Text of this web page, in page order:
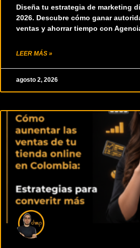
Diseña tu estrategia de marketing
2026. Descubre cómo ganar
ventas y ahorrar tiempo con
LEER MÁS »
agosto 2, 2026